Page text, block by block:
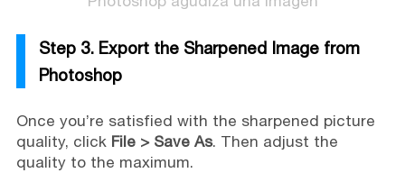
Step 3. Export the Sharpened Image from
Photoshop
Once you’re satisfied with the sharpened picture
quality, click File > Save As. Then adjust the
quality to the maximum.